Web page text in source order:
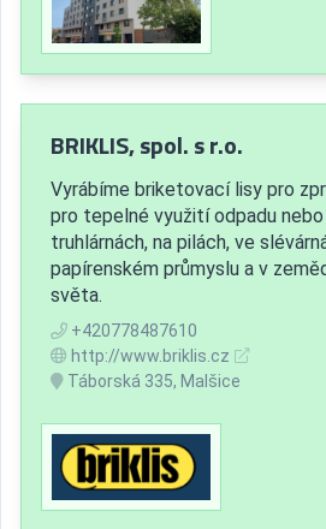
BRIKLIS, spol. s r.o.
Vyrábíme briketovací lisy pro
pro tepelné využití odpadu
truhlárnách, na pilách, ve
papírenském průmyslu a v
světa.
+420778487610
http://www.briklis.cz
Táborská 335, Malšice